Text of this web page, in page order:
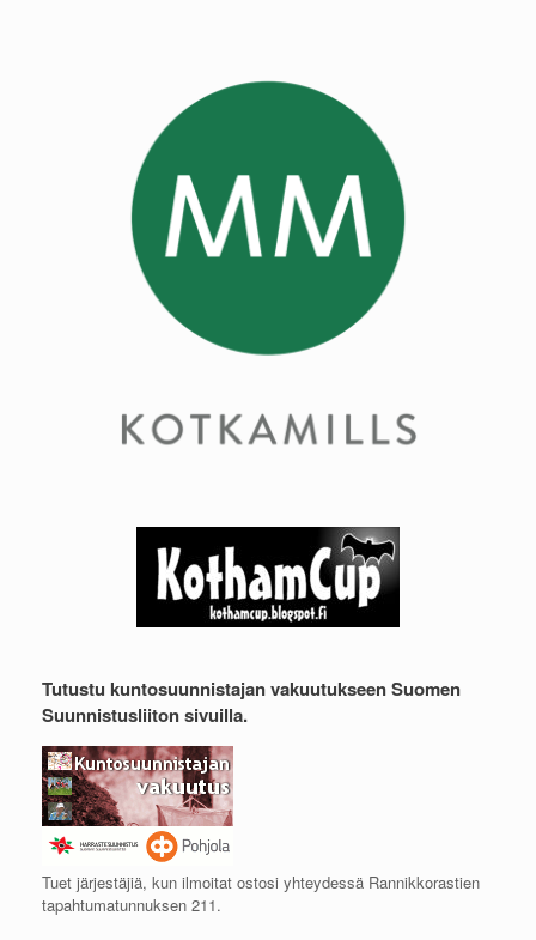
Tutustu kuntosuunnistajan vakuutukseen Suomen
Suunnistusliiton sivuilla.
Tuet järjestäjiä, kun ilmoitat ostosi yhteydessä Rannikkorastien
tapahtumatunnuksen 211.